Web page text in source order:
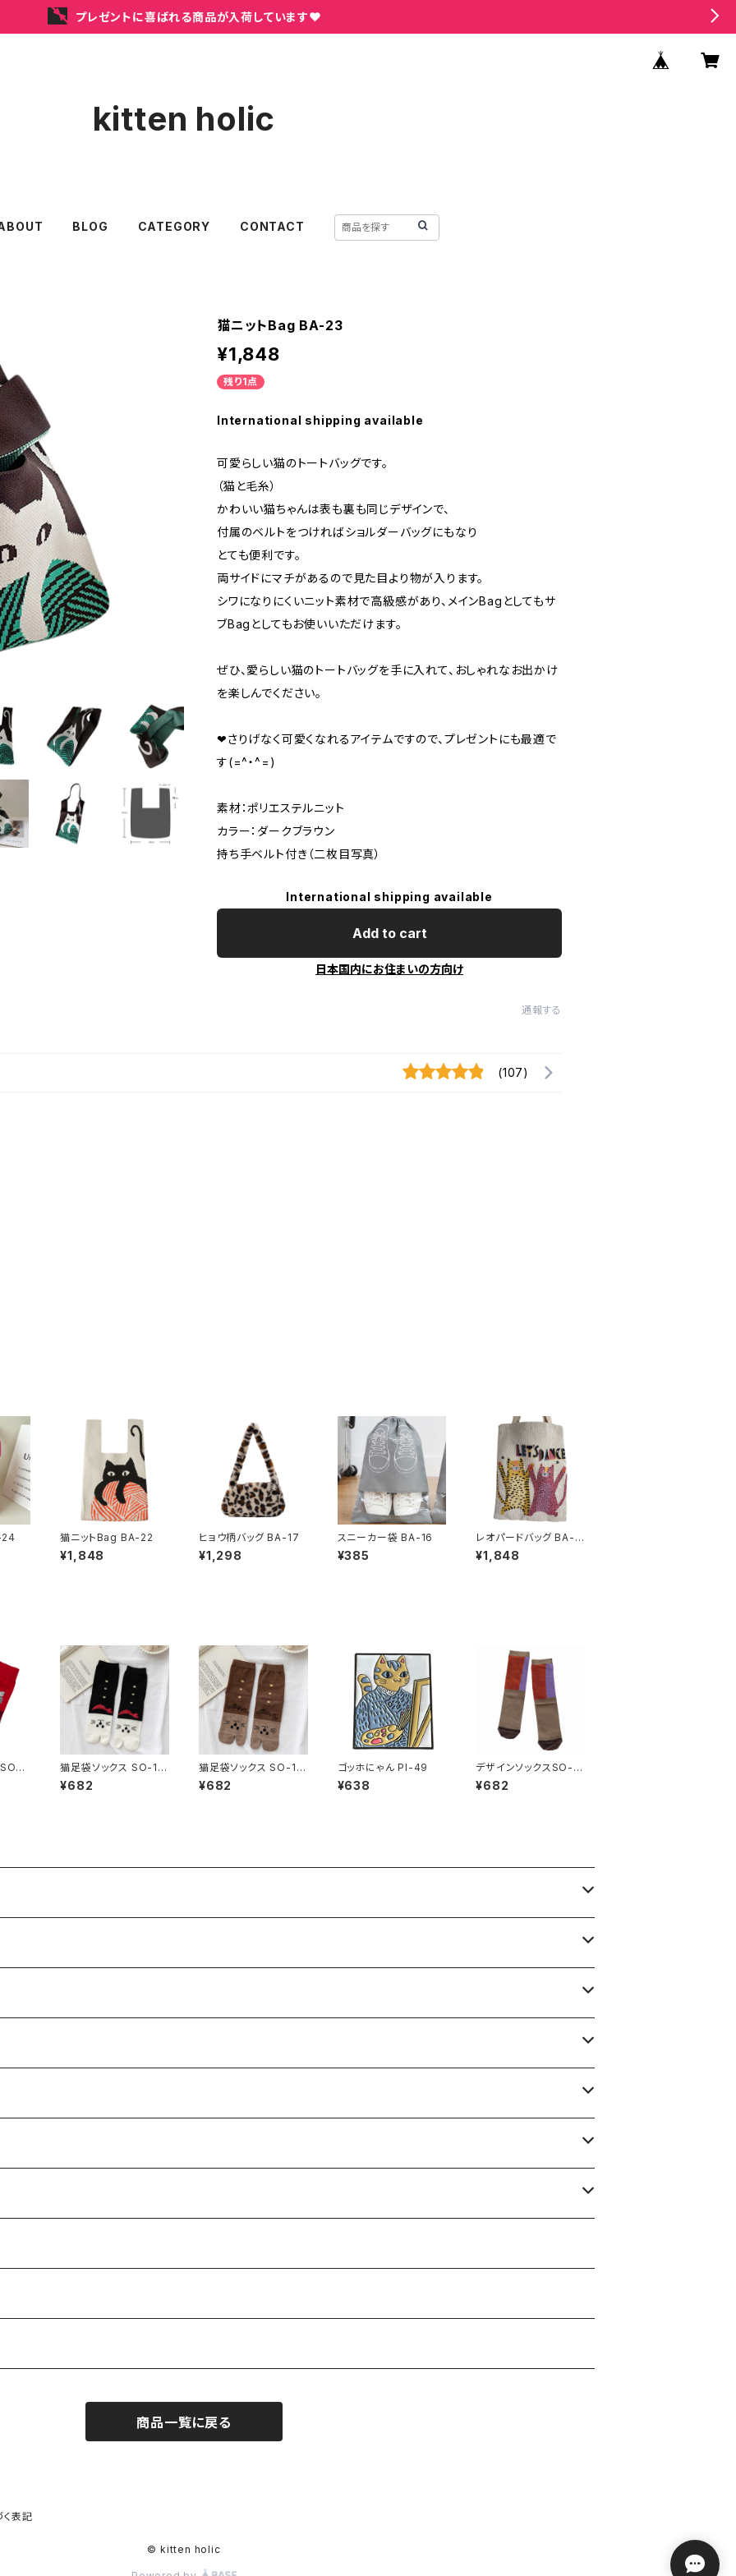
プレゼントに喜ばれる商品が入荷しています❤
kitten holic
BLOG CATEGORY CONTACT
猫ニットBag BA-23
¥1,848
残り1点
International shipping available
可愛らしい猫のトートバッグです。
（猫と毛糸）
かわいい猫ちゃんは表も裏も同じデザインで、
付属のベルトをつければショルダーバッグにもなり
とても便利です。
両サイドにマチがあるので見た目より物が入ります。
シワになりにくいニット素材で高級感があり、メインBagとしてもサ
ブBagとしてもお使いいただけます。
ぜひ、愛らしい猫のトートバッグを手に入れて、おしゃれなお出かけ
を楽しんでください。
❤さりげなく可愛くなれるアイテムですので、プレゼントにも最適で
す(=^・^=)
素材：ポリエステルニット
カラー：ダークブラウン
持ち手ベルト付き（二枚目写真）
International shipping available
Add to cart
日本国内にお住まいの方向け
通報する
(107)
24 猫ニットBag BA-22
¥1,848
ヒョウ柄バッグ BA-17
¥1,298
スニーカー袋 BA-16
¥385
レオパードバッグ BA-1
5
¥1,848
1
猫足袋ソックス SO-11
6
¥682
猫足袋ソックス SO-11
3
¥682
ゴッホにゃん PI-49
¥638
デザインソックスSO-12
6
¥682
商品一覧に戻る
表記
© kitten holic